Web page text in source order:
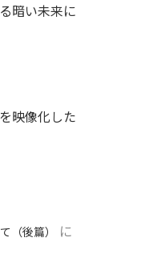
暗い未来に
映像化した
（後篇）
に